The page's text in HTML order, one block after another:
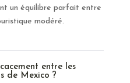
un équilibre parfait entre
modéré.
entre les
de Mexico ?